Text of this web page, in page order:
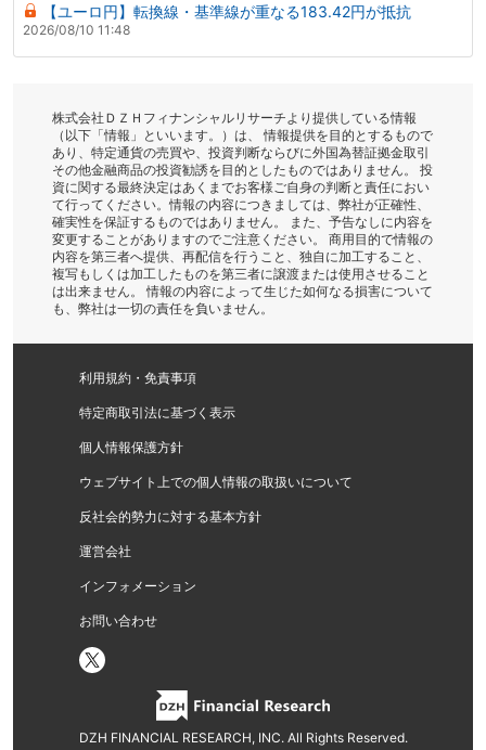
【ユーロ円】転換線・基準線が重なる183.42円が抵抗
2026/08/10 11:48
株式会社ＤＺＨフィナンシャルリサーチより提供している情報
（以下「情報」といいます。）は、 情報提供を目的とするもので
あり、特定通貨の売買や、投資判断ならびに外国為替証拠金取引
その他金融商品の投資勧誘を目的としたものではありません。 投
資に関する最終決定はあくまでお客様ご自身の判断と責任におい
て行ってください。情報の内容につきましては、弊社が正確性、
確実性を保証するものではありません。 また、予告なしに内容を
変更することがありますのでご注意ください。 商用目的で情報の
内容を第三者へ提供、再配信を行うこと、独自に加工すること、
複写もしくは加工したものを第三者に譲渡または使用させること
は出来ません。 情報の内容によって生じた如何なる損害について
も、弊社は一切の責任を負いません。
利用規約・免責事項
特定商取引法に基づく表示
個人情報保護方針
ウェブサイト上での個人情報の取扱いについて
反社会的勢力に対する基本方針
運営会社
インフォメーション
お問い合わせ
DZH FINANCIAL RESEARCH, INC. All Rights Reserved.